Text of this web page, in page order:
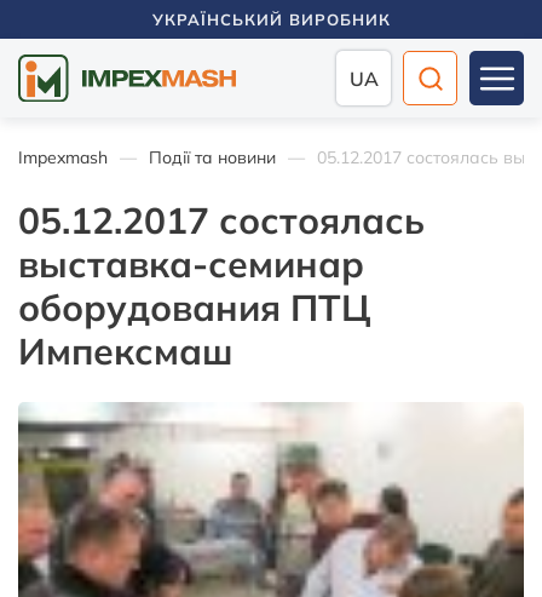
УКРАЇНСЬКИЙ ВИРОБНИК
UA
Impexmash Події та новини 05.12.2017 состоялась
05.12.2017 состоялась
выставка-семинар
оборудования ПТЦ
Импексмаш